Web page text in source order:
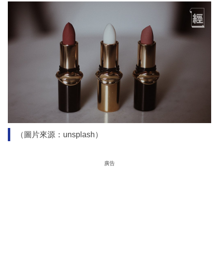
（圖片來源：unsplash）
廣告